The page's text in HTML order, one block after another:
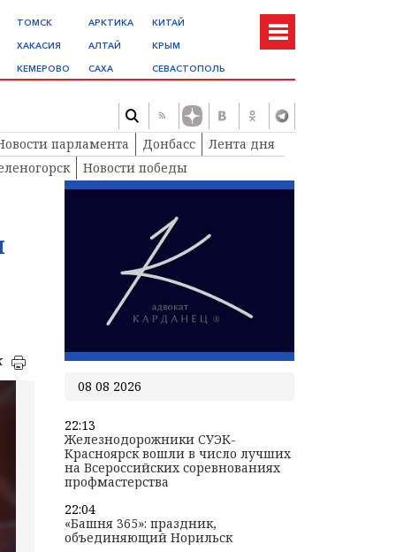
ТОМСК
ХАКАСИЯ
КЕМЕРОВО
АРКТИКА
АЛТАЙ
САХА
КИТАЙ
КРЫМ
СЕВАСТОПОЛЬ
парламента Донбасс
Лента дня
Новости победы
08 08 2026
22:13
Железнодорожники СУЭК-
Красноярск вошли в число лучших
на Всероссийских соревнованиях
профмастерства
22:04
«Башня 365»: праздник,
объединяющий Норильск